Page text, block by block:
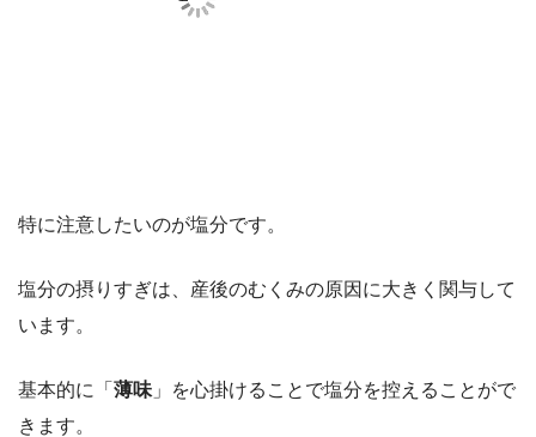
特に注意したいのが塩分です。
塩分の摂りすぎは、産後のむくみの原因に大きく関与して
います。
基本的に「 薄味 」を心掛けることで塩分を控えることがで
きます。